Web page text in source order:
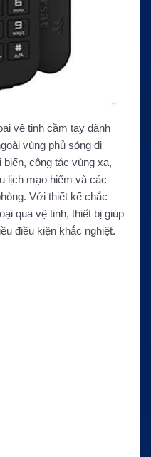
vệ tinh cầm tay dành
vùng phủ sóng di
công tác vùng xa,
lịch mạo hiểm và các
Với thiết kế chắc
qua vệ tinh, thiết bị giúp
điều kiện khắc nghiệt.